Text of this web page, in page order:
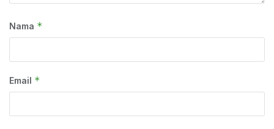
Nama *
Email *